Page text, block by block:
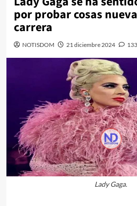
por probar cosas
carrera
NOTISDOM 21 diciembre 2024 133
Lady Gaga.